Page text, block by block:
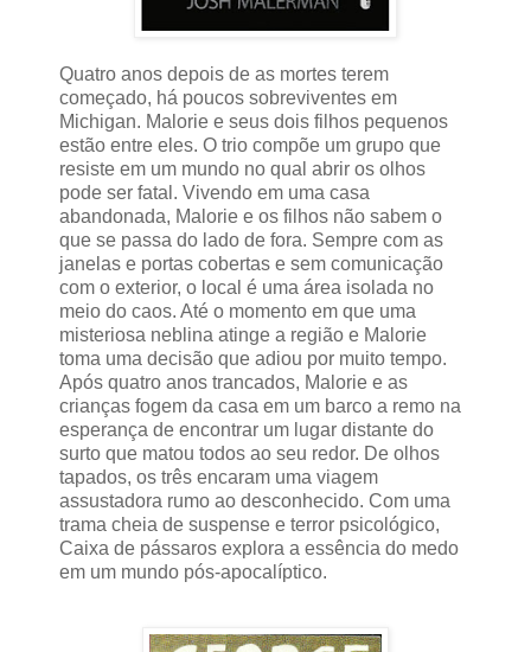
Quatro anos depois de as mortes terem
começado, há poucos sobreviventes em
Michigan. Malorie e seus dois filhos pequenos
estão entre eles. O trio compõe um grupo que
resiste em um mundo no qual abrir os olhos
pode ser fatal. Vivendo em uma casa
abandonada, Malorie e os filhos não sabem o
que se passa do lado de fora. Sempre com as
janelas e portas cobertas e sem comunicação
com o exterior, o local é uma área isolada no
meio do caos. Até o momento em que uma
misteriosa neblina atinge a região e Malorie
toma uma decisão que adiou por muito tempo.
Após quatro anos trancados, Malorie e as
crianças fogem da casa em um barco a remo na
esperança de encontrar um lugar distante do
surto que matou todos ao seu redor. De olhos
tapados, os três encaram uma viagem
assustadora rumo ao desconhecido. Com uma
trama cheia de suspense e terror psicológico,
Caixa de pássaros explora a essência do medo
em um mundo pós-apocalíptico.